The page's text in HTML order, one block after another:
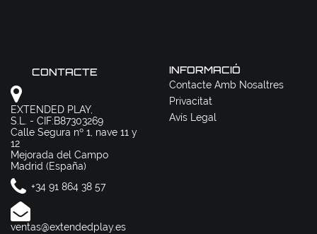
CONTACTE
EXTENDED PLAY,
S.L. - CIF:B87303269
Calle Segura nº 1, nave 11 y
12
Mejorada del Campo
Madrid (España)
+34 91 864 38 57
ventas@extendedplay.es
INFORMACIÓ
Contacte Amb Nosaltres
Privacitat
Avís Legal